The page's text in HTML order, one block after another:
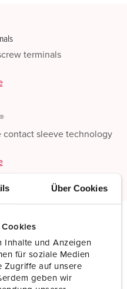
Über Cookies
Cookies
Inhalte und Anzeigen
für soziale Medien
Zugriffe auf unsere
geben wir
terminals
contact sleeve technology
6066A
63 A